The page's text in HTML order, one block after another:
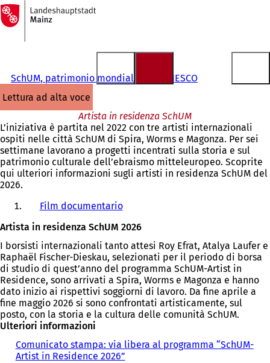
Vai al contenuto
Alla
pagina
iniziale
SchUM, patrimonio mondiale dell'UNESCO
lettura ad alta voce
Artista in residenza SchUM
L’iniziativa è partita nel 2022 con tre artisti internazionali
ospiti nelle città SchUM di Spira, Worms e Magonza. Per sei
settimane lavorano a progetti incentrati sulla storia e sul
patrimonio culturale dell’ebraismo mitteleuropeo. Scoprite
qui ulteriori informazioni sugli artisti in residenza SchUM del
2026.
Film documentario
Artista in residenza SchUM 2026
I borsisti internazionali tanto attesi Roy Efrat, Atalya Laufer e
Raphaël Fischer-Dieskau, selezionati per il periodo di borsa
di studio di quest’anno del programma SchUM-Artist in
Residence, sono arrivati a Spira, Worms e Magonza e hanno
dato inizio ai rispettivi soggiorni di lavoro. Da fine aprile a
fine maggio 2026 si sono confrontati artisticamente, sul
posto, con la storia e la cultura delle comunità SchUM.
Ulteriori informazioni
Comunicato stampa: via libera al programma “SchUM-
Artist in Residence 2026”